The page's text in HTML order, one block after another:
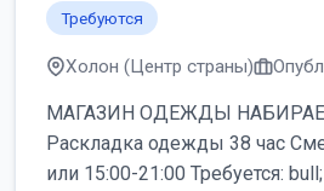
Требуются
Холон (Центр страны)
МАГАЗИН ОДЕЖДЫ
Раскладка одежды 38 час
или 15:00-21:00 Требуется: